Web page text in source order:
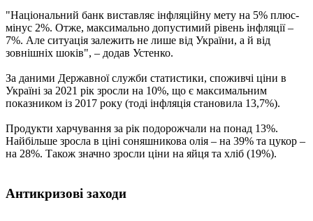
"Національний банк виставляє інфляційну мету на 5% плюс-
мінус 2%. Отже, максимально допустимий рівень інфляції –
7%. Але ситуація залежить не лише від України, а й від
зовнішніх шоків", – додав Устенко.
За даними Державної служби статистики, споживчі ціни в
Україні за 2021 рік зросли на 10%, що є максимальним
показником із 2017 року (тоді інфляція становила 13,7%).
Продукти харчування за рік подорожчали на понад 13%.
Найбільше зросла в ціні соняшникова олія – на 39% та цукор –
на 28%. Також значно зросли ціни на яйця та хліб (19%).
Антикризові заходи